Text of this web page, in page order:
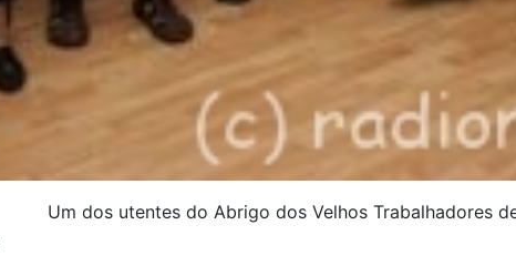
Um dos utentes do Abrigo dos Velhos Trabalhadores